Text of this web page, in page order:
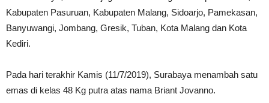
Kabupaten Pasuruan, Kabupaten Malang, Sidoarjo, Pamekasan,
Banyuwangi, Jombang, Gresik, Tuban, Kota Malang dan Kota
Kediri.
Pada hari terakhir Kamis (11/7/2019), Surabaya menambah satu
emas di kelas 48 Kg putra atas nama Briant Jovanno.